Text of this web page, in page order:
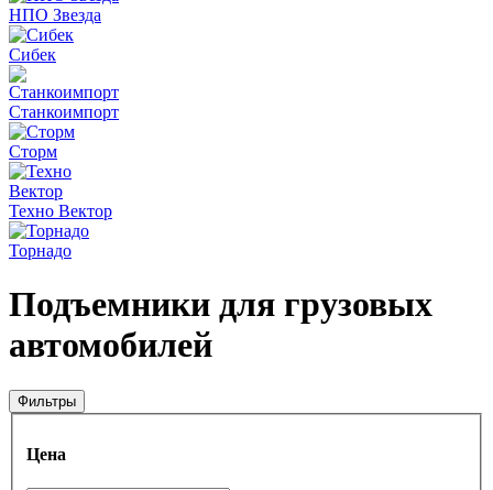
НПО Звезда
Сибек
Станкоимпорт
Сторм
Техно Вектор
Торнадо
Подъемники для грузовых
автомобилей
Фильтры
Цена